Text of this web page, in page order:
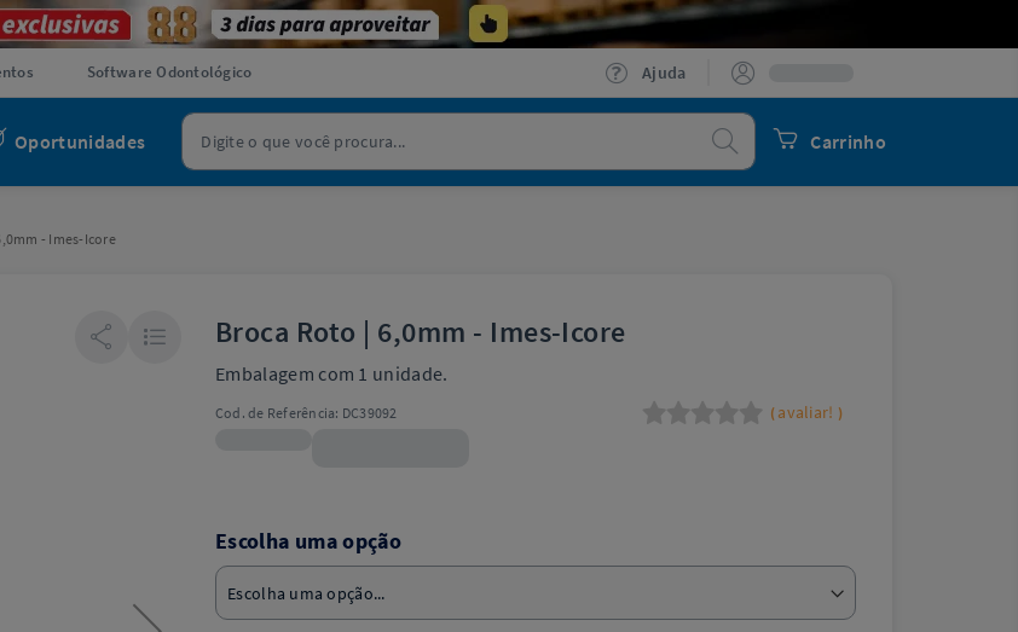
Software Odontológico Ajuda
Carrinho
Procurar
Oportunidades
- Imes-Icore
Broca Roto | 6,0mm - Imes-Icore
Embalagem com 1 unidade.
Cod. de Referência: DC39092 ( avaliar! )
Escolha uma opção